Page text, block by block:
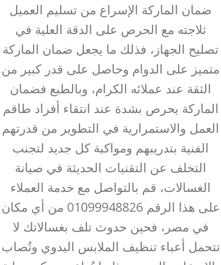
ضمان الماركة الإسراع من تسليم العميل
ثلاجته مع الحرص على الدقة العلية في
تصليح الجهاز، فذلك ما يجعل ضمان الماركة
متميز على الدوام وحاصل على قدر كبير من
الثقة عند عملائه الكرام، وبالطبع فضمان
الماركة يحرص بشدة عند انتقاء أفراد طاقم
العمل والاستمرارية في التطوير من قدرتهم
الفنية بتدريبهم ومواكبة كل جديد لتجنب
التخلف عن التقنيات الحديثة في صيانة
الغسالات، قم بالتواصل مع خدمة العملاء
على هذا الرقم 01099948826 من أي مكان
في مصر، فحين حدوث تلف بغسالاتك لا
تتحمل أعباء تنظيف الملابس اليدوي وتُصاب